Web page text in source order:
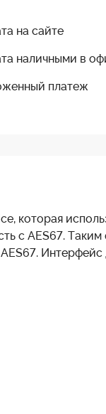
на сайте
наличными в
платеж
которая
с AES67. Таким
Интерфейс